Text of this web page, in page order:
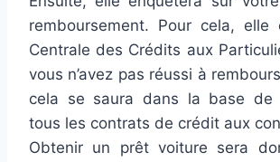
remboursement. Pour cela, elle
Centrale des Crédits aux
vous n’avez pas réussi à
cela se saura dans la base de
tous les contrats de crédit aux
Obtenir un prêt voiture sera